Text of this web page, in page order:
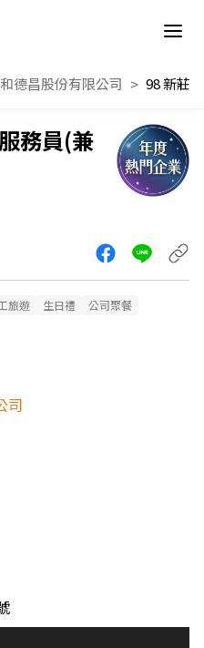
德昌股份有限公司
務員(兼
旅遊 生日禮
公司聚餐
司